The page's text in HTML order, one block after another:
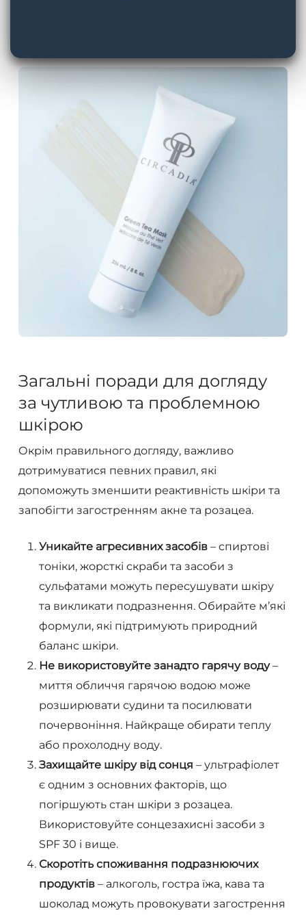
Загальні поради для догляду
за чутливою та проблемною
шкірою
Окрім правильного догляду, важливо
дотримуватися певних правил, які
допоможуть зменшити реактивність шкіри та
запобігти загостренням акне та розацеа.
Уникайте агресивних засобів– спиртові
тоніки, жорсткі скраби та засоби з
сульфатами можуть пересушувати шкіру
та викликати подразнення. Обирайте м’які
формули, які підтримують природний
баланс шкіри.
Не використовуйте занадто гарячу воду–
миття обличчя гарячою водою може
розширювати судини та посилювати
почервоніння. Найкраще обирати теплу
або прохолодну воду.
Захищайте шкіру від сонця – ультрафіолет
є одним з основних факторів, що
погіршують стан шкіри з розацеа.
Використовуйте сонцезахисні засоби з
SPF 30 і вище.
Скоротіть споживання подразнюючих
продуктів– алкоголь, гостра їжа, кава та
шоколад можуть провокувати загострення